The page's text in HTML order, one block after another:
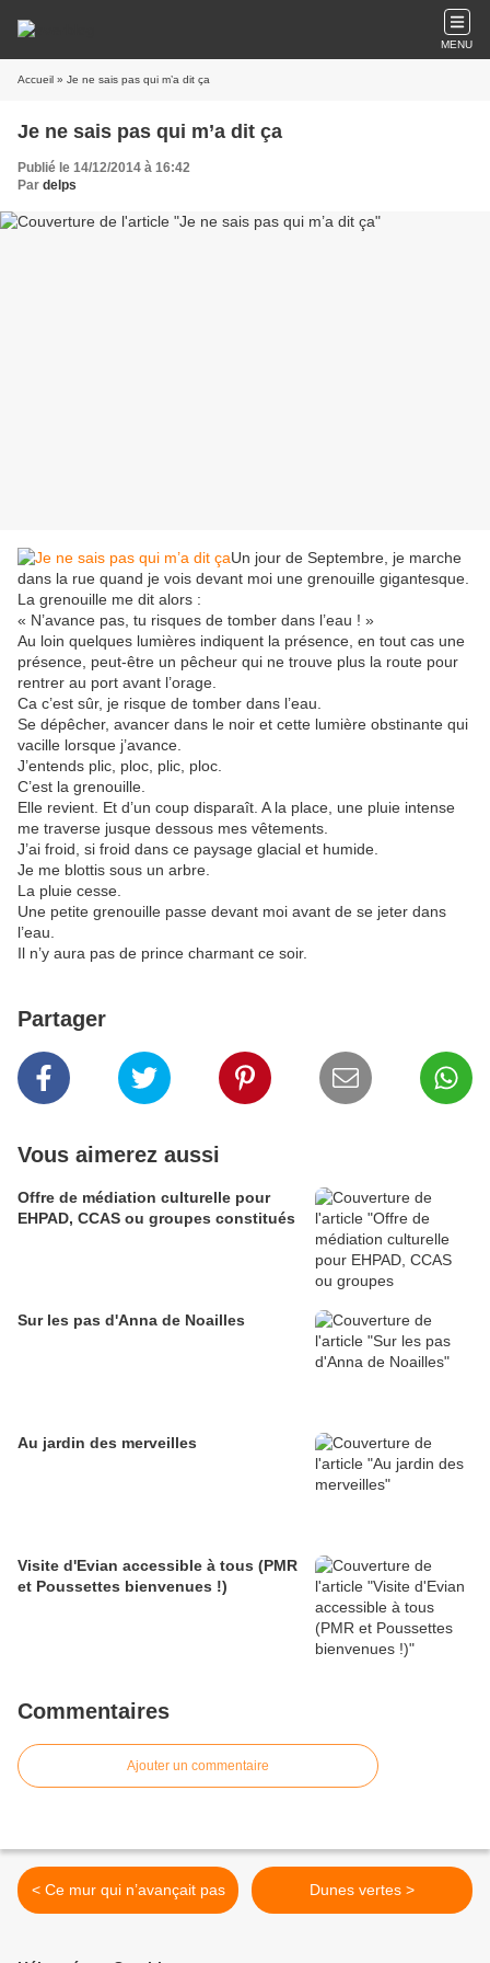
MENU
Accueil » Je ne sais pas qui m’a dit ça
Je ne sais pas qui m’a dit ça
Publié le 14/12/2014 à 16:42
Par delps
Un jour de Septembre, je marche
dans la rue quand je vois devant moi une grenouille gigantesque.
La grenouille me dit alors :
« N’avance pas, tu risques de tomber dans l’eau ! »
Au loin quelques lumières indiquent la présence, en tout cas une
présence, peut-être un pêcheur qui ne trouve plus la route pour
rentrer au port avant l’orage.
Ca c’est sûr, je risque de tomber dans l’eau.
Se dépêcher, avancer dans le noir et cette lumière obstinante qui
vacille lorsque j’avance.
J’entends plic, ploc, plic, ploc.
C’est la grenouille.
Elle revient. Et d’un coup disparaît. A la place, une pluie intense
me traverse jusque dessous mes vêtements.
J’ai froid, si froid dans ce paysage glacial et humide.
Je me blottis sous un arbre.
La pluie cesse.
Une petite grenouille passe devant moi avant de se jeter dans
l’eau.
Il n’y aura pas de prince charmant ce soir.
Partager
Vous aimerez aussi
Offre de médiation culturelle pour
EHPAD, CCAS ou groupes constitués
Sur les pas d'Anna de Noailles
Au jardin des merveilles
Visite d'Evian accessible à tous (PMR
et Poussettes bienvenues !)
Commentaires
Ajouter un commentaire
< Ce mur qui n’avançait pas Dunes vertes >